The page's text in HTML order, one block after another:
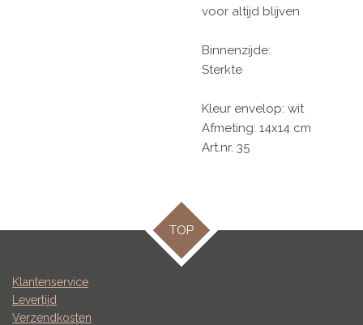
voor altijd blijven
Binnenzijde:
Sterkte
Kleur envelop: wit
Afmeting: 14x14 cm
Art.nr. 35
TOP
Klantenservice
Levertijd
Verzendkosten